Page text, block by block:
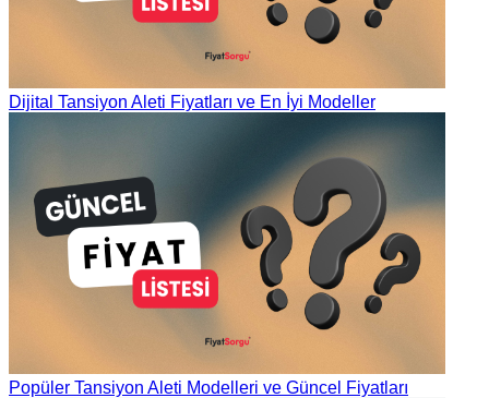
Dijital Tansiyon Aleti Fiyatları ve En İyi Modeller
Popüler Tansiyon Aleti Modelleri ve Güncel Fiyatları